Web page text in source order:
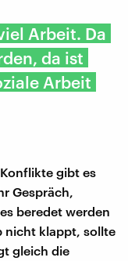
Arbeit. Da
da ist
Arbeit
gibt es
Gespräch,
beredet werden
nicht klappt, sollte
gleich die